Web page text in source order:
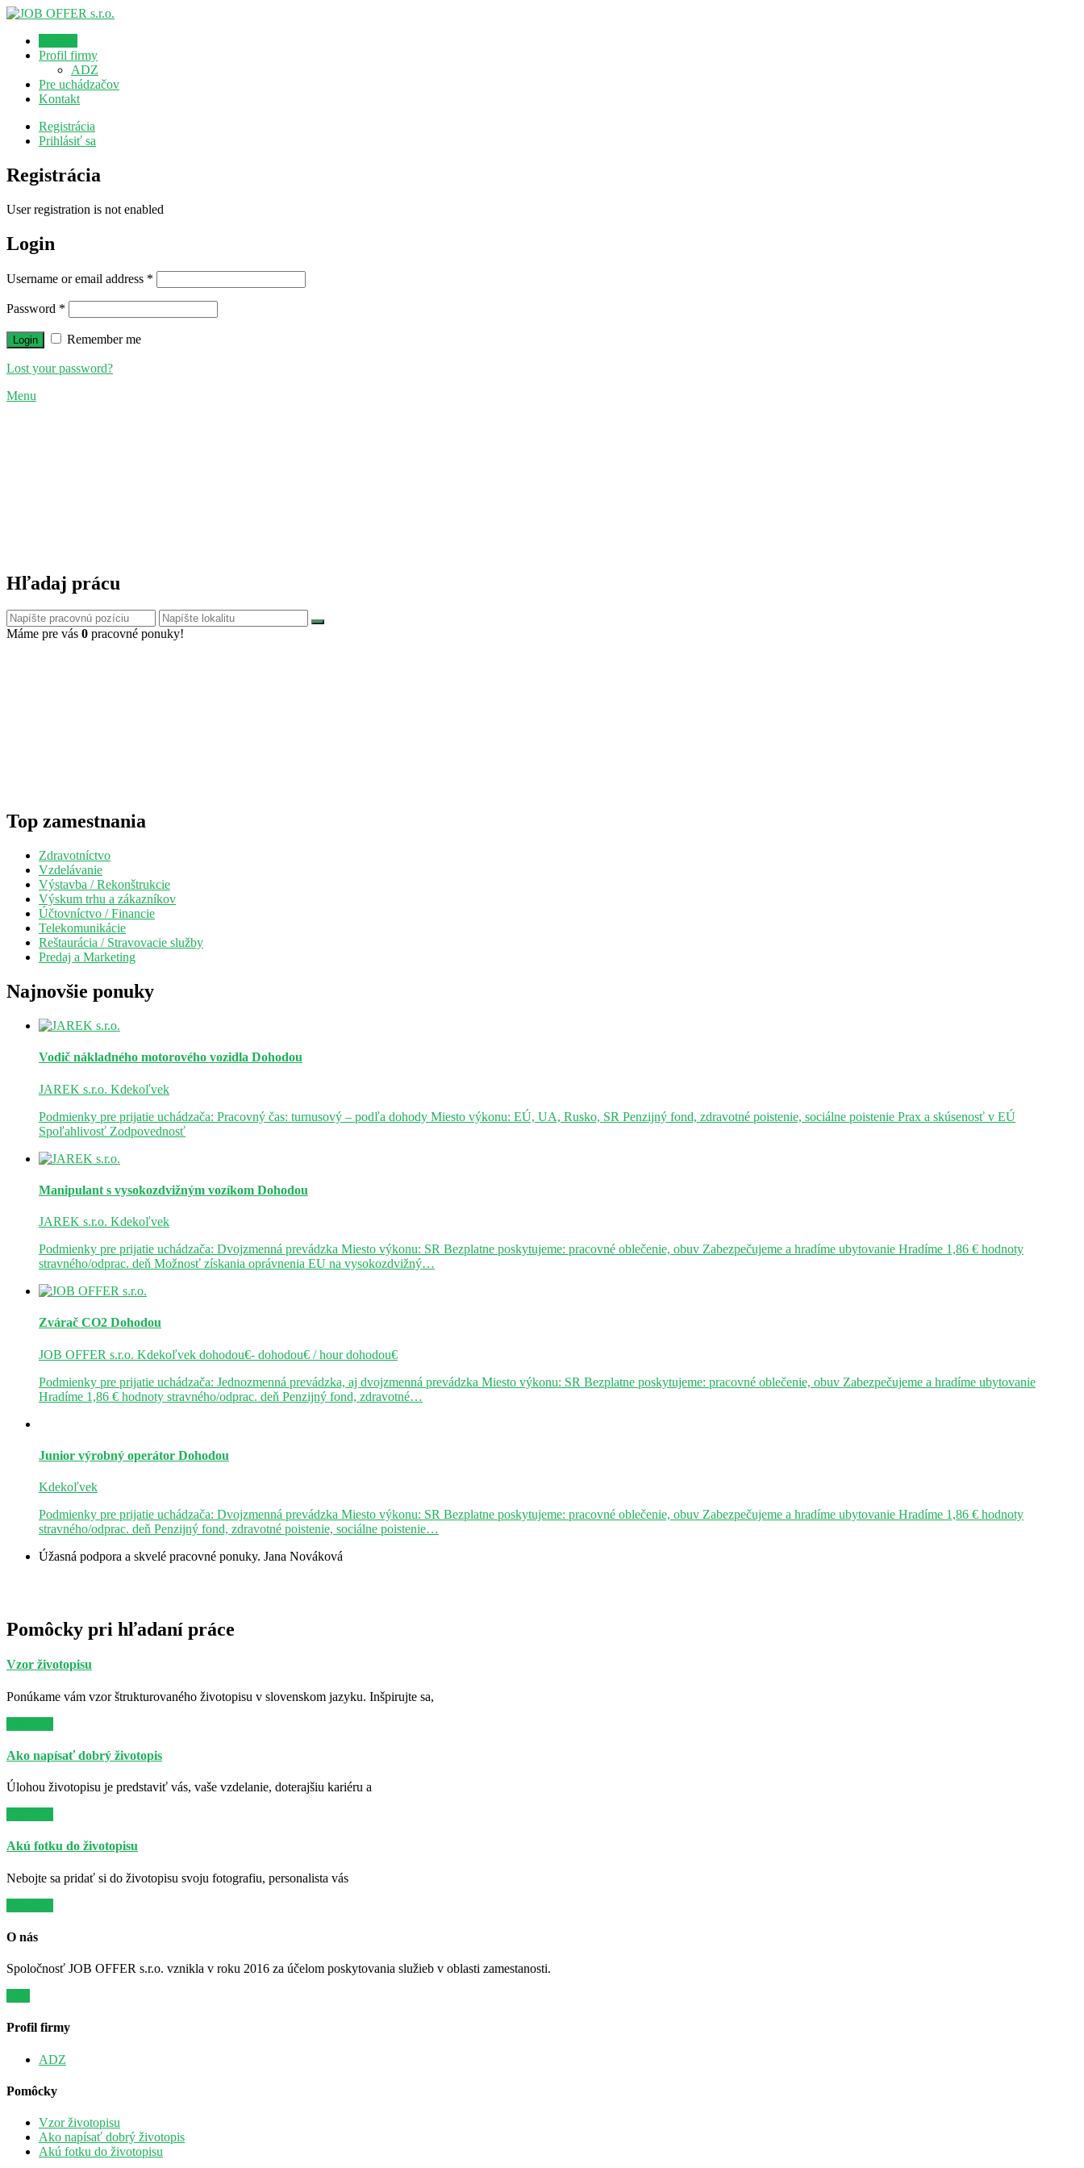
Profil firmy
ADZ
Pre uchádzačov
Kontakt
Registrácia
Prihlásiť sa
Registrácia
User registration is not enabled
Login
Username or email address *
Password *
Remember me
Lost your password?
Menu
Hľadaj prácu
Máme pre vás 0 pracovné ponuky!
Top zamestnania
Zdravotníctvo
Vzdelávanie
Výstavba / Rekonštrukcie
Výskum trhu a zákazníkov
Účtovníctvo / Financie
Telekomunikácie
Reštaurácia / Stravovacie služby
Predaj a Marketing
Najnovšie ponuky
Vodič nákladného motorového vozidla Dohodou
JAREK s.r.o. Kdekoľvek
Podmienky pre prijatie uchádzača: Pracovný čas: turnusový – podľa dohody Miesto výkonu: EÚ, UA, Rusko, SR Penzijný fond, zdravotné poistenie, sociálne poistenie Prax a skúsenosť v EÚ
Spoľahlivosť Zodpovednosť
Manipulant s vysokozdvižným vozíkom Dohodou
JAREK s.r.o. Kdekoľvek
Podmienky pre prijatie uchádzača: Dvojzmenná prevádzka Miesto výkonu: SR Bezplatne poskytujeme: pracovné oblečenie, obuv Zabezpečujeme a hradíme ubytovanie Hradíme 1,86 € hodnoty
stravného/odprac. deň Možnosť získania oprávnenia EU na vysokozdvižný…
Zvárač CO2 Dohodou
JOB OFFER s.r.o. Kdekoľvek dohodou€- dohodou€ / hourdohodou€
Podmienky pre prijatie uchádzača: Jednozmenná prevádzka, aj dvojzmenná prevádzka Miesto výkonu: SR Bezplatne poskytujeme: pracovné oblečenie, obuv Zabezpečujeme a hradíme ubytovanie
Hradíme 1,86 € hodnoty stravného/odprac. deň Penzijný fond, zdravotné…
Junior výrobný operátor Dohodou
Kdekoľvek
Podmienky pre prijatie uchádzača: Dvojzmenná prevádzka Miesto výkonu: SR Bezplatne poskytujeme: pracovné oblečenie, obuv Zabezpečujeme a hradíme ubytovanie Hradíme 1,86 € hodnoty
stravného/odprac. deň Penzijný fond, zdravotné poistenie, sociálne poistenie…
Úžasná podpora a skvelé pracovné ponuky. Jana Nováková
Pomôcky pri hľadaní práce
Vzor životopisu
Ponúkame vám vzor štrukturovaného životopisu v slovenskom jazyku. Inšpirujte sa,
Ako napísať dobrý životopis
Úlohou životopisu je predstaviť vás, vaše vzdelanie, doterajšiu kariéru a
Akú fotku do životopisu
Nebojte sa pridať si do životopisu svoju fotografiu, personalista vás
O nás
Spoločnosť JOB OFFER s.r.o. vznikla v roku 2016 za účelom poskytovania služieb v oblasti zamestanosti.
Profil firmy
ADZ
Pomôcky
Vzor životopisu
Ako napísať dobrý životopis
Akú fotku do životopisu